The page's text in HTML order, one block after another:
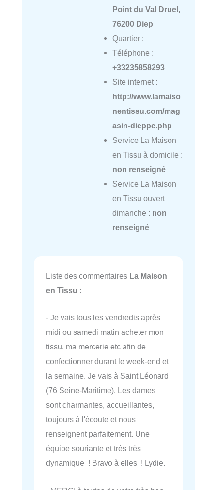
Point du Val Druel,
76200 Diep
Quartier :
Téléphone :
+33235858293
Site internet :
http://www.lamaiso
nentissu.com/mag
asin-dieppe.php
Service La Maison
en Tissu à domicile :
non renseigné
Service La Maison
en Tissu ouvert
dimanche : non
renseigné
Liste des commentaires La Maison
en Tissu :
- Je vais tous les vendredis après
midi ou samedi matin acheter mon
tissu, ma mercerie etc afin de
confectionner durant le week-end et
la semaine. Je vais à Saint Léonard
(76 Seine-Maritime). Les dames
sont charmantes, accueillantes,
toujours à l'écoute et nous
renseignent parfaitement. Une
équipe souriante et très très
dynamique ! Bravo à elles ! Lydie.